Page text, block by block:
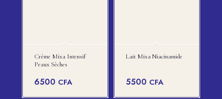
Crème Mixa Intensif
Peaux Sèches
6500 CFA
Lait Mixa Niacinamide
5500 CFA